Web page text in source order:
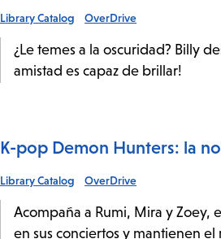
Library Catalog OverDrive
¿Le temes a la oscuridad? Billy
amistad es capaz de brillar!
K-pop Demon Hunters: la
Library Catalog OverDrive
Acompaña a Rumi, Mira y
en sus conciertos y mantienen